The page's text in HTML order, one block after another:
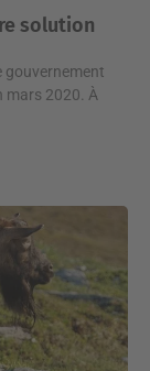
solution
gouvernement
mars 2020. À